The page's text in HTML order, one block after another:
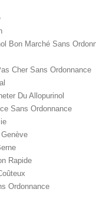
Bon Marché Sans
Cher Sans Ordonnance
Du Allopurinol
Sans Ordonnance
Rapide
Ordonnance